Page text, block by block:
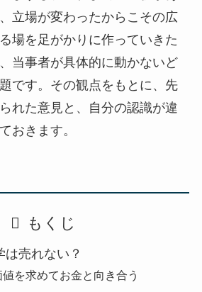
立場が変わったからこその広
場を足がかりに作っていきた
当事者が具体的に動かないど
です。その観点をもとに、先
れた意見と、自分の認識が違
おきます。
もくじ
は売れない？
を求めてお金と向き合う